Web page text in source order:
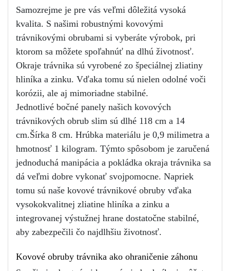
Samozrejme je pre vás veľmi dôležitá vysoká
kvalita. S našimi robustnými kovovými
trávnikovými obrubami si vyberáte výrobok, pri
ktorom sa môžete spoľahnúť na dlhú životnosť.
Okraje trávnika sú vyrobené zo špeciálnej zliatiny
hliníka a zinku. Vďaka tomu sú nielen odolné voči
korózii, ale aj mimoriadne stabilné.
Jednotlivé bočné panely našich kovových
trávnikových obrub slim sú dlhé 118 cm a 14
cm.Šírka 8 cm. Hrúbka materiálu je 0,9 milimetra a
hmotnosť 1 kilogram. Týmto spôsobom je zaručená
jednoduchá manipácia a pokládka okraja trávnika sa
dá veľmi dobre vykonať svojpomocne. Napriek
tomu sú naše kovové trávnikové obruby vďaka
vysokokvalitnej zliatine hliníka a zinku a
integrovanej výstužnej hrane dostatočne stabilné,
aby zabezpečili čo najdlhšiu životnosť.
Kovové obruby trávnika ako ohraničenie záhonu